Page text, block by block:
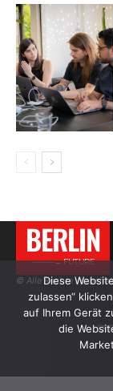
BERLIN
———→ FUTURE
© Alle Rechte
Diese
zulassen“
auf Ihrem Gerät
die